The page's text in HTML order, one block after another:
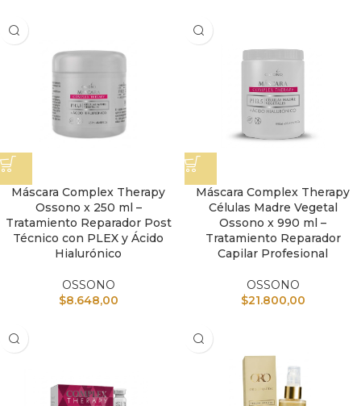
Máscara Complex Therapy
Ossono x 250 ml –
Tratamiento Reparador Post
Técnico con PLEX y Ácido
Hialurónico
OSSONO
$8.648,00
Máscara Complex Therapy
Células Madre Vegetal
Ossono x 990 ml –
Tratamiento Reparador
Capilar Profesional
OSSONO
$21.800,00